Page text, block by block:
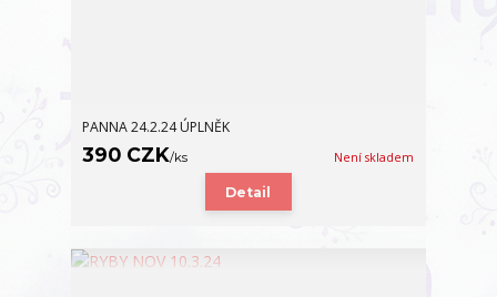
PANNA 24.2.24 ÚPLNĚK
390 CZK/ks Není skladem
Detail